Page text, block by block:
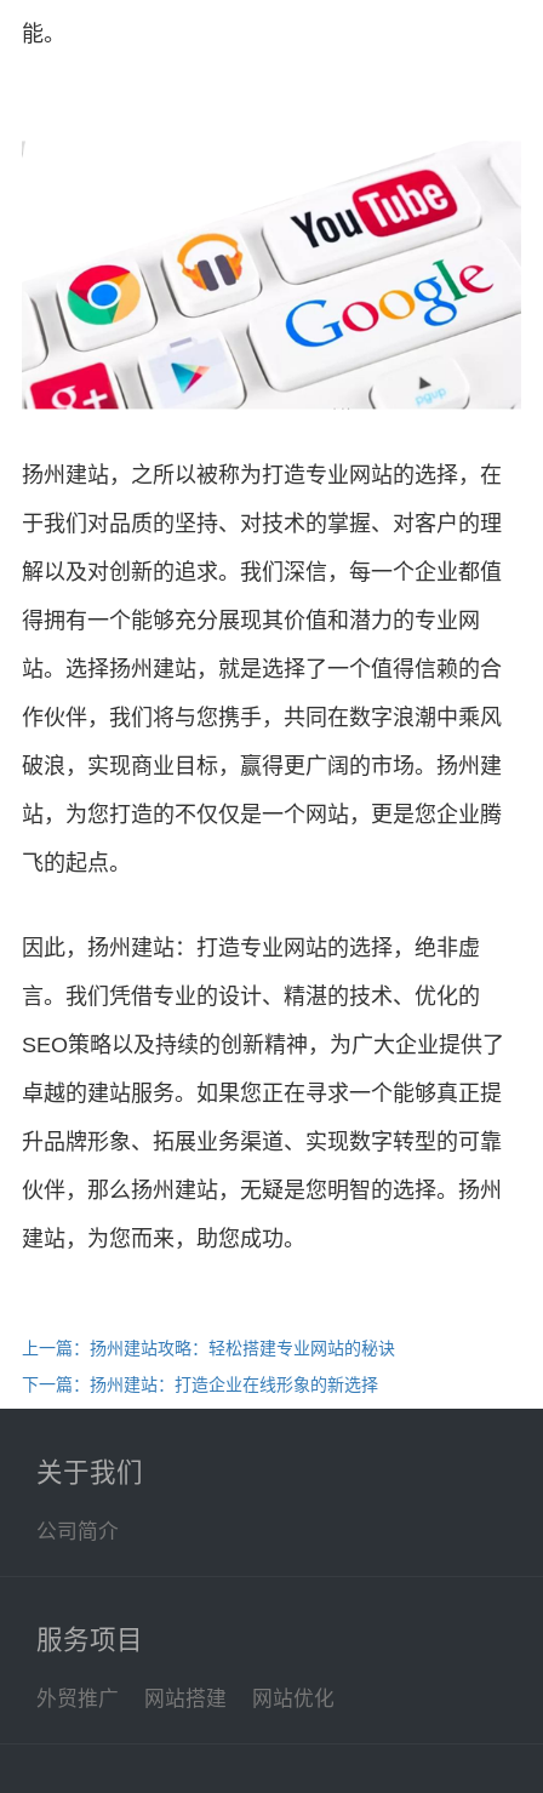
能。
扬州建站，之所以被称为打造专业网站的选择，在
于我们对品质的坚持、对技术的掌握、对客户的理
解以及对创新的追求。我们深信，每一个企业都值
得拥有一个能够充分展现其价值和潜力的专业网
站。选择扬州建站，就是选择了一个值得信赖的合
作伙伴，我们将与您携手，共同在数字浪潮中乘风
破浪，实现商业目标，赢得更广阔的市场。扬州建
站，为您打造的不仅仅是一个网站，更是您企业腾
飞的起点。
因此，扬州建站：打造专业网站的选择，绝非虚
言。我们凭借专业的设计、精湛的技术、优化的
SEO策略以及持续的创新精神，为广大企业提供了
卓越的建站服务。如果您正在寻求一个能够真正提
升品牌形象、拓展业务渠道、实现数字转型的可靠
伙伴，那么扬州建站，无疑是您明智的选择。扬州
建站，为您而来，助您成功。
上一篇：扬州建站攻略：轻松搭建专业网站的秘诀
下一篇：扬州建站：打造企业在线形象的新选择
关于我们
公司简介
服务项目
外贸推广 网站搭建 网站优化